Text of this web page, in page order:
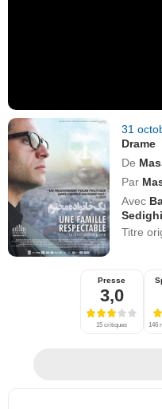
31
Drame
De
Par
Avec
Titre
Presse
3,0
15 critiques 146